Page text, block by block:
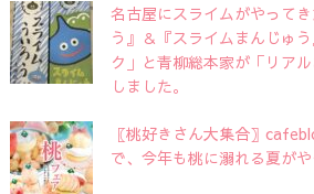
名古屋にスライムがやって
う』＆『スライムまんじゅ
ク」と青柳総本家が「リア
しました。
〖桃好きさん大集合〗
で、今年も桃に溺れる夏が